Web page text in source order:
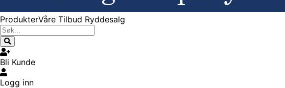
ProdukterVåre Tilbud Ryddesalg
Bli Kunde
Logg inn